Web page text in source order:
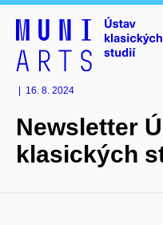
16. 8. 2024
Newsletter
klasických